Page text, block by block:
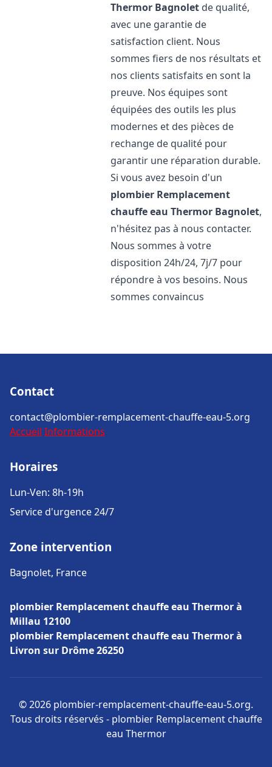
Thermor Bagnolet de qualité,
avec une garantie de
satisfaction client. Nous
sommes fiers de nos résultats et
nos clients satisfaits en sont la
preuve. Nos équipes sont
équipées des outils les plus
modernes et des pièces de
rechange de qualité pour
garantir une réparation durable.
Si vous avez besoin d'un
plombier Remplacement
chauffe eau Thermor Bagnolet,
n'hésitez pas à nous contacter.
Nous sommes à votre
disposition 24h/24, 7j/7 pour
répondre à vos besoins. Nous
sommes convaincus
Contact
contact@plombier-remplacement-chauffe-eau-5.org
Accueil Informations
Horaires
Lun-Ven: 8h-19h
Service d'urgence 24/7
Zone intervention
Bagnolet, France
plombier Remplacement chauffe eau Thermor à
Millau 12100
plombier Remplacement chauffe eau Thermor à
Livron sur Drôme 26250
© 2026 plombier-remplacement-chauffe-eau-5.org.
Tous droits réservés - plombier Remplacement chauffe
eau Thermor